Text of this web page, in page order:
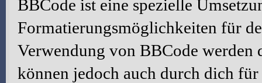
BBCode ist eine spezielle
Formatierungsmöglichkeiten für
Verwendung von BBCode
können jedoch auch durch dich